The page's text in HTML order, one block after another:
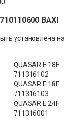
BAXI
установлена на
QUASAR E 18F
711316102
QUASAR E 18F
711316103
QUASAR E 24F
711316001